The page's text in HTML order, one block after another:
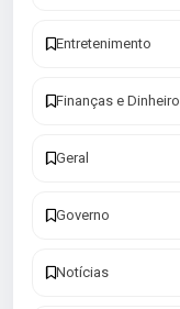
Entretenimento
Finanças e Dinheiro
Geral
Governo
Notícias